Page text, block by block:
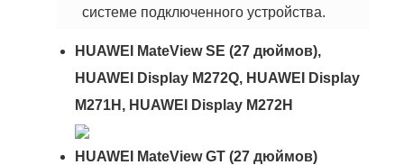
системе подключенного устройства.
HUAWEI MateView SE (27 дюймов),
HUAWEI Display M272Q, HUAWEI Display
M271H, HUAWEI Display M272H
HUAWEI MateView GT (27 дюймов)